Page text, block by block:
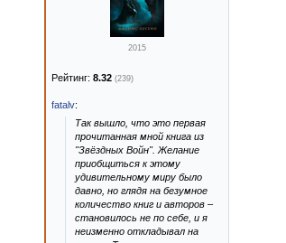
2015
Рейтинг: 8.32 (239)
fatalv:
Так вышло, что это первая
прочитанная мной книга из
"Звёздных Войн". Желание
приобщиться к этому
удивительному миру было
давно, но глядя на безумное
количество книг и авторов –
становилось не по себе, и я
неизменно откладывал на